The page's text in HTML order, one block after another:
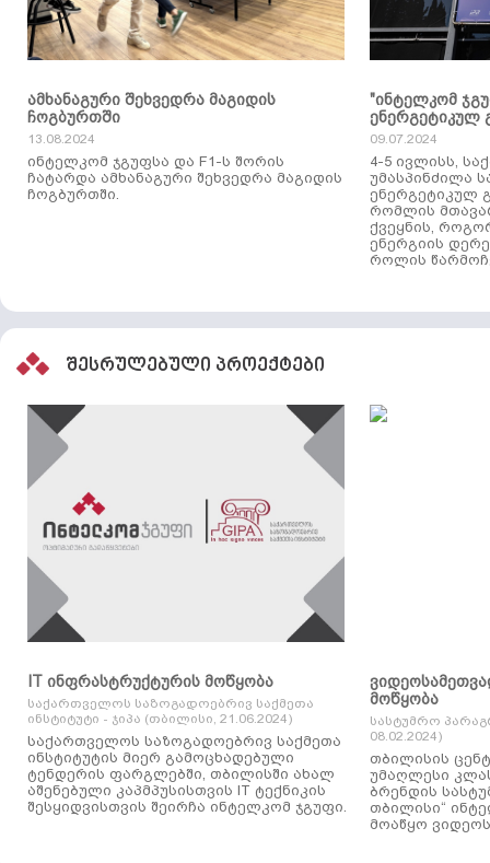
ამხანაგური შეხვედრა მაგიდის
ჩოგბურთში
13.08.2024
ინტელკომ ჯგუფსა და F1-ს შორის
ჩატარდა ამხანაგური შეხვედრა მაგიდის
ჩოგბურთში.
"ინტელკომ
ენერგეტიკულ
09.07.2024
4-5 ივლისს,
უმასპინძილა
ენერგეტიკულ
რომლის
ქვეყნის,
ენერგიის
როლის
შესრულებული პროექტები
IT ინფრასტრუქტურის მოწყობა
საქართველოს საზოგადოებრივ საქმეთა
ინსტიტუტი - ჯიპა (თბილისი, 21.06.2024)
საქართველოს საზოგადოებრივ საქმეთა
ინსტიტუტის მიერ გამოცხადებული
ტენდერის ფარგლებში, თბილისში ახალ
აშენებული კაპმპუსისთვის IT ტექნიკის
შესყიდვისთვის შეირჩა ინტელკომ ჯგუფი.
მოწყობა
სასტუმრო
08.02.2024)
თბილისის
უმაღლესი
ბრენდის
თბილისი“
მოაწყო